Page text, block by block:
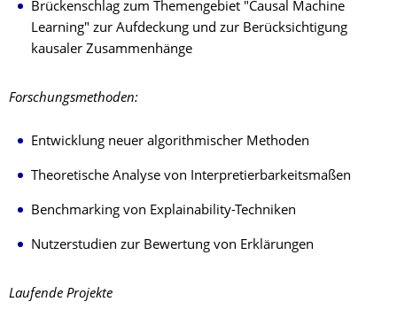
Brückenschlag zum Themengebiet "Causal Machine
Learning" zur Aufdeckung und zur Berücksichtigung
kausaler Zusammenhänge
Forschungsmethoden:
Entwicklung neuer algorithmischer Methoden
Theoretische Analyse von Interpretierbarkeitsmaßen
Benchmarking von Explainability-Techniken
Nutzerstudien zur Bewertung von Erklärungen
Laufende Projekte